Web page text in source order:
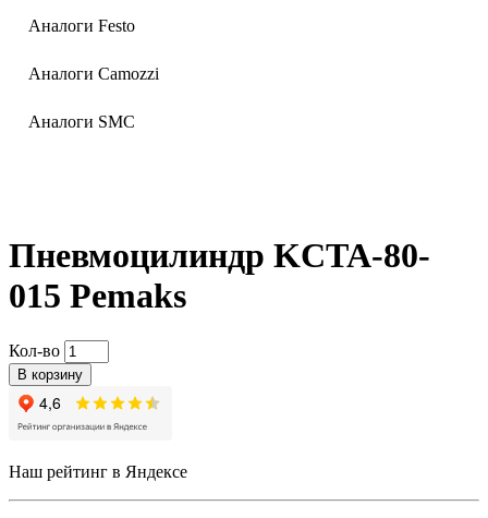
Аналоги Festo
Аналоги Camozzi
Аналоги SMC
Пневмоцилиндр KCTA-80-
015 Pemaks
Кол-во
В корзину
Наш рейтинг в Яндексе